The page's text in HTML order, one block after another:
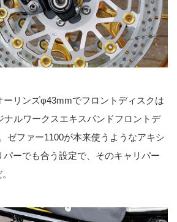
ーリンズφ43mmでフロントディスクは
ナルワークスエキスパンドフロントデ
ゼファー1100が本来使うようなアキシ
パーでも合う設定で、そのキャリパー